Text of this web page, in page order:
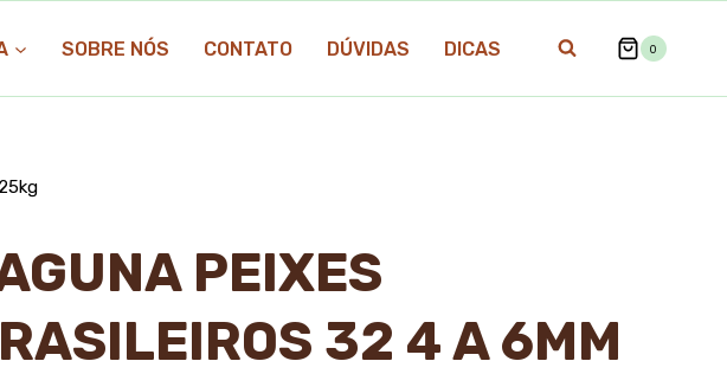
SOBRE NÓS CONTATO DÚVIDAS DICAS 0
PEIXES
32 4 A 6MM